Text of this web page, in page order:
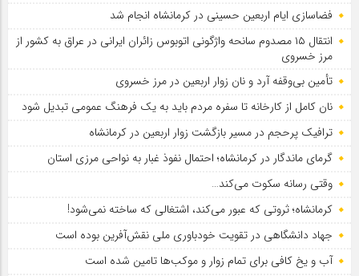
فضاسازی ایام اربعین حسینی در کرمانشاه انجام شد
انتقال ۱۵ مصدوم سانحه واژگونی اتوبوس زائران ایرانی در عراق به کشور از
مرز خسروی
تأمین بی‌وقفه آرد و نان زوار اربعین در مرز خسروی
نان کامل از کارخانه تا سفره مردم باید به یک فرهنگ عمومی تبدیل شود
ترافیک پرحجم در مسیر بازگشت زوار اربعین در کرمانشاه
گرمای ماندگار در کرمانشاه؛ احتمال نفوذ غبار به نواحی مرزی استان
وقتی رسانه سکوت می‌کند…
کرمانشاه؛ ثروتی که عبور می‌کند، اشتغالی که ساخته نمی‌شود!
جهاد دانشگاهی در تقویت خودباوری ملی نقش‌آفرین بوده است
آب و یخ کافی برای تمام زوار و موکب‌ها تامین شده است